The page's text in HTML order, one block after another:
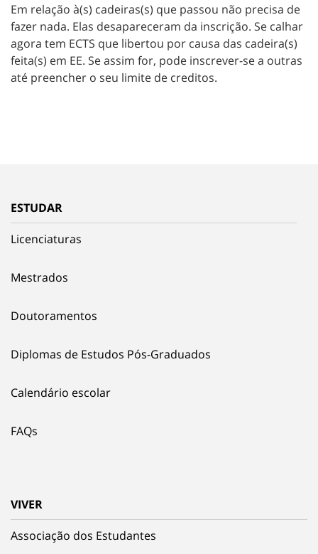
Em relação à(s) cadeiras(s) que passou não precisa de
fazer nada. Elas desapareceram da inscrição. Se calhar
agora tem ECTS que libertou por causa das cadeira(s)
feita(s) em EE. Se assim for, pode inscrever-se a outras
até preencher o seu limite de creditos.
ESTUDAR
Licenciaturas
Mestrados
Doutoramentos
Diplomas de Estudos Pós-Graduados
Calendário escolar
FAQs
VIVER
Associação dos Estudantes